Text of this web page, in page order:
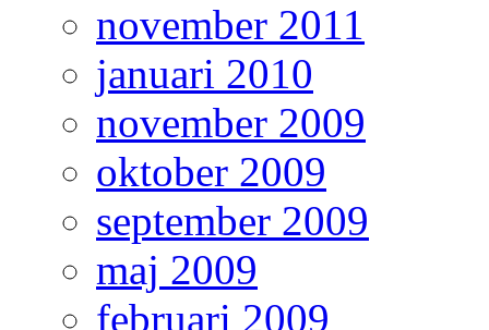
november 2011
januari 2010
november 2009
oktober 2009
september 2009
maj 2009
februari 2009